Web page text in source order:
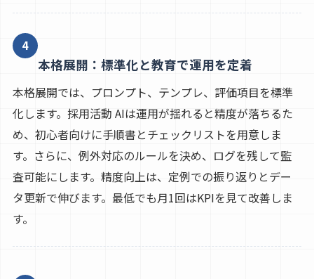
4
本格展開：標準化と教育で運用を定着
本格展開では、プロンプト、テンプレ、評価項目を標準
化します。採用活動 AIは運用が揺れると精度が落ちるた
め、初心者向けに手順書とチェックリストを用意しま
す。さらに、例外対応のルールを決め、ログを残して監
査可能にします。精度向上は、定例での振り返りとデー
タ更新で伸びます。最低でも月1回はKPIを見て改善しま
す。